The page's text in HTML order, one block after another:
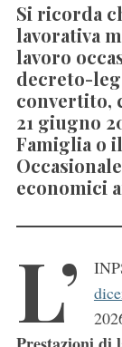
Si ricorda
lavorativa
lavoro
decreto-
convertito,
21 giugno
Famiglia o
economici
L’